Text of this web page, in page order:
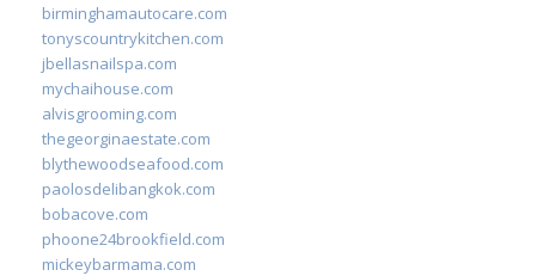
birminghamautocare.com
tonyscountrykitchen.com
jbellasnailspa.com
mychaihouse.com
alvisgrooming.com
thegeorginaestate.com
blythewoodseafood.com
paolosdelibangkok.com
bobacove.com
phoone24brookfield.com
mickeybarmama.com